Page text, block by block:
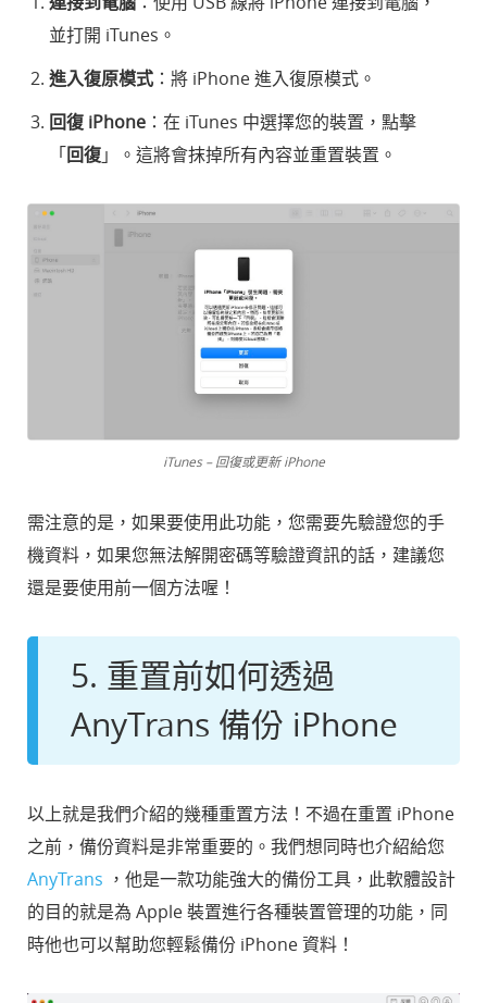
並打開 iTunes。
進入復原模式 ：將 iPhone 進入復原模式。
回復 iPhone ：在 iTunes 中選擇您的裝置，點擊
「回復」。這將會抹掉所有內容並重置裝置。
iTunes – 回復或更新 iPhone
需注意的是，如果要使用此功能，您需要先驗證您的手
機資料，如果您無法解開密碼等驗證資訊的話，建議您
還是要使用前一個方法喔！
5. 重置前如何透過
AnyTrans 備份 iPhone
以上就是我們介紹的幾種重置方法！不過在重置 iPhone
之前，備份資料是非常重要的。我們想同時也介紹給您
AnyTrans ，他是一款功能強大的備份工具，此軟體設計
的目的就是為 Apple 裝置進行各種裝置管理的功能，同
時他也可以幫助您輕鬆備份 iPhone 資料！